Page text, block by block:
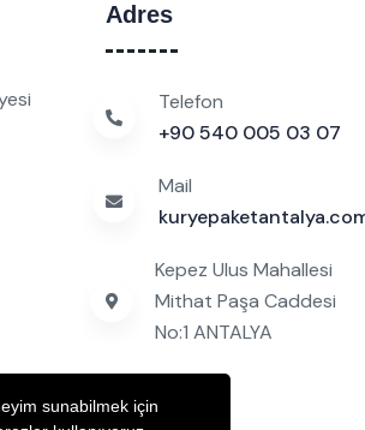
sunabilmek için
Adres
Telefon
+90 540 005 03 07
Mail
Kepez Ulus Mahallesi
Mithat Paşa Caddesi
No:1 ANTALYA